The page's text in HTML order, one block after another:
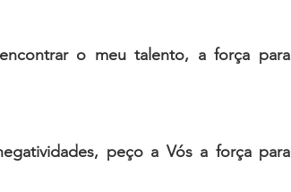
o meu talento, a força para
peço a Vós a força para